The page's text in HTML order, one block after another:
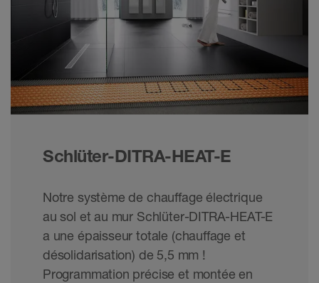
Schlüter-DITRA-HEAT-E
Notre système de chauffage électrique
au sol et au mur Schlüter-DITRA-HEAT-E
a une épaisseur totale (chauffage et
désolidarisation) de 5,5 mm !
Programmation précise et montée en